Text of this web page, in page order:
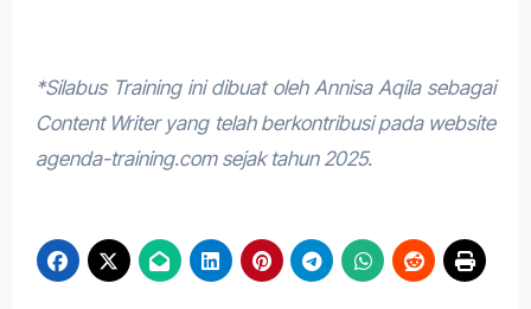
*Silabus Training ini dibuat oleh Annisa Aqila sebagai
Content Writer yang telah berkontribusi pada website
agenda-training.com sejak tahun 2025.